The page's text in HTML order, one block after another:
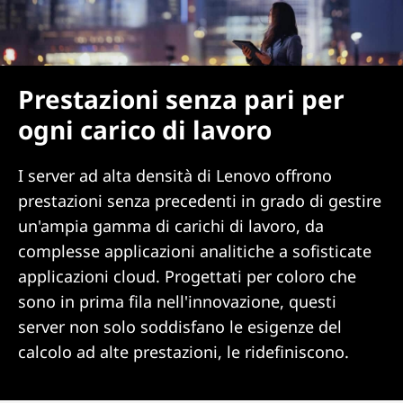
Prestazioni senza pari per
ogni carico di lavoro
I server ad alta densità di Lenovo offrono
prestazioni senza precedenti in grado di gestire
un'ampia gamma di carichi di lavoro, da
complesse applicazioni analitiche a sofisticate
applicazioni cloud. Progettati per coloro che
sono in prima fila nell'innovazione, questi
server non solo soddisfano le esigenze del
calcolo ad alte prestazioni, le ridefiniscono.